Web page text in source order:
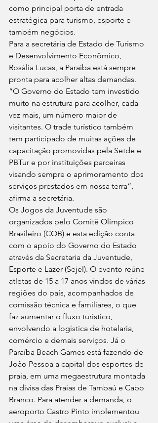
como principal porta de entrada
estratégica para turismo, esporte e
também negócios.
Para a secretária de Estado de Turismo
e Desenvolvimento Econômico,
Rosália Lucas, a Paraíba está sempre
pronta para acolher altas demandas.
“O Governo do Estado tem investido
muito na estrutura para acolher, cada
vez mais, um número maior de
visitantes. O trade turístico também
tem participado de muitas ações de
capacitação promovidas pela Setde e
PBTur e por instituições parceiras
visando sempre o aprimoramento dos
serviços prestados em nossa terra”,
afirma a secretária.
Os Jogos da Juventude são
organizados pelo Comitê Olímpico
Brasileiro (COB) e esta edição conta
com o apoio do Governo do Estado
através da Secretaria da Juventude,
Esporte e Lazer (Sejel). O evento reúne
atletas de 15 a 17 anos vindos de várias
regiões do país, acompanhados de
comissão técnica e familiares, o que
faz aumentar o fluxo turístico,
envolvendo a logística de hotelaria,
comércio e demais serviços. Já o
Paraíba Beach Games está fazendo de
João Pessoa a capital dos esportes de
praia, em uma megaestrutura montada
na divisa das Praias de Tambaú e Cabo
Branco. Para atender a demanda, o
aeroporto Castro Pinto implementou